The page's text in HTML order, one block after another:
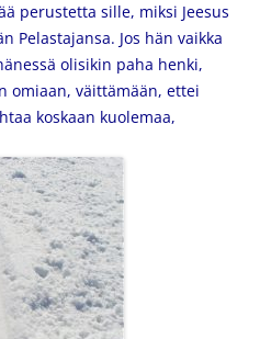
perustetta sille, miksi Jeesus
Pelastajansa. Jos hän vaikka
olisikin paha henki,
omiaan, väittämään, ettei
koskaan kuolemaa,